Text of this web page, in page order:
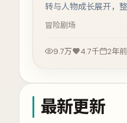
转与人物成长展开，
冒险剧场
9.7万 4.7千 2年前
最新更新